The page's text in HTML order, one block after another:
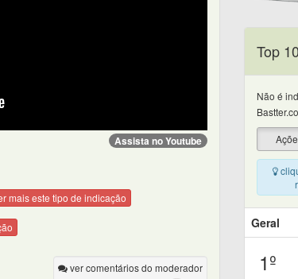
Assista no Youtube
mais este tipo de indicação
ver comentários do moderador
Top
Não é
Geral
1º